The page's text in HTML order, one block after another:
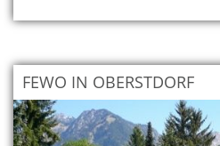
FEWO IN OBERSTDORF